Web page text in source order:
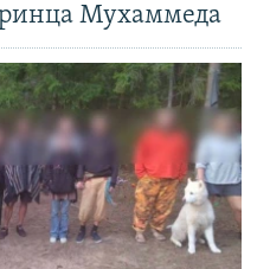
Мухаммеда